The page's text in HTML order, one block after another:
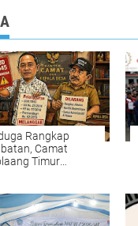
Rangkap
Camat
Timur
Klarifikasi dan